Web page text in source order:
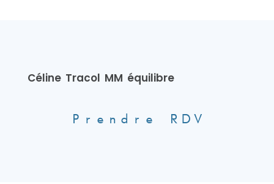
Céline Tracol MM équilibre
Prendre RDV